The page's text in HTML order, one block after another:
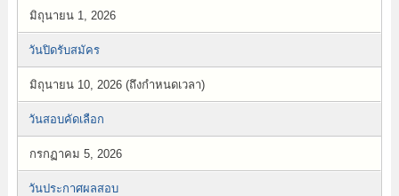
มิถุนายน 1, 2026
วันปิดรับสมัคร
มิถุนายน 10, 2026 (ถึงกำหนดเวลา)
วันสอบคัดเลือก
กรกฏาคม 5, 2026
วันประกาศผลสอบ